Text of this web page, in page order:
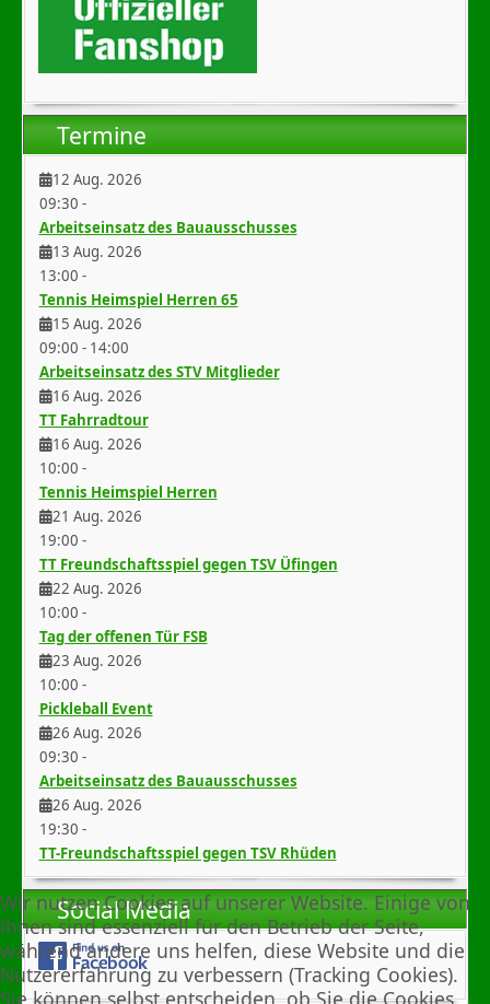
Termine
12 Aug. 2026
09:30 -
Arbeitseinsatz des Bauausschusses
13 Aug. 2026
13:00 -
Tennis Heimspiel Herren 65
15 Aug. 2026
09:00 - 14:00
Arbeitseinsatz des STV Mitglieder
16 Aug. 2026
TT Fahrradtour
16 Aug. 2026
10:00 -
Tennis Heimspiel Herren
21 Aug. 2026
19:00 -
TT Freundschaftsspiel gegen TSV Üfingen
22 Aug. 2026
10:00 -
Tag der offenen Tür FSB
23 Aug. 2026
10:00 -
Pickleball Event
26 Aug. 2026
09:30 -
Arbeitseinsatz des Bauausschusses
26 Aug. 2026
19:30 -
TT-Freundschaftsspiel gegen TSV Rhüden
Social Media
Wir nutzen Cookies auf unserer Website. Einige von
ihnen sind essenziell für den Betrieb der Seite,
während andere uns helfen, diese Website und die
Nutzererfahrung zu verbessern (Tracking Cookies).
Sie können selbst entscheiden, ob Sie die Cookies